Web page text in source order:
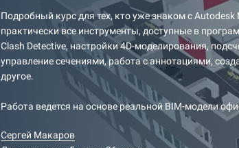
Подробный курс для тех, кто уже знаком с
практически все инструменты, доступные в
Clash Detective, настройки 4D-моделирования,
управление сечениями, работа с аннотациями,
другое.
Работа ведется на основе реальной BIM-модели
Сергей Макаров